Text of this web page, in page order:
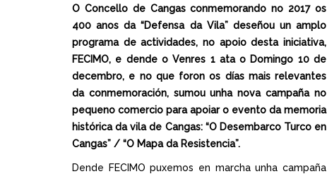
O Concello de Cangas conmemorando no 2017 os
400 anos da “Defensa da Vila” deseñou un amplo
programa de actividades, no apoio desta iniciativa,
FECIMO, e dende o Venres 1 ata o Domingo 10 de
decembro, e no que foron os días mais relevantes
da conmemoración, sumou unha nova campaña no
pequeno comercio para apoiar o evento da memoria
histórica da vila de Cangas: “O Desembarco Turco en
Cangas” / “O Mapa da Resistencia”.
Dende FECIMO puxemos en marcha unha campaña